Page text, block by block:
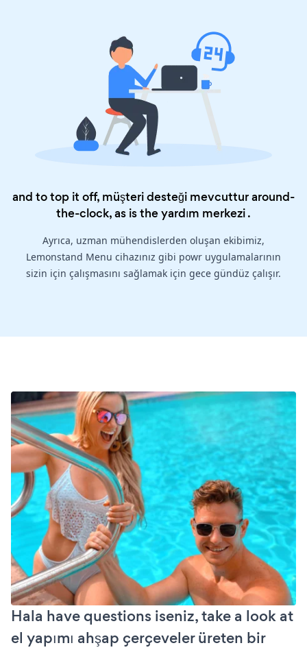
and to top it off, müşteri desteği mevcuttur around-
the-clock, as is theyardım merkezi.
Ayrıca, uzman mühendislerden oluşan ekibimiz,
Lemonstand Menu cihazınız gibi powr uygulamalarının
sizin için çalışmasını sağlamak için gece gündüz çalışır.
Hala have questions iseniz, take a look at
el yapımı ahşap çerçeveler üreten bir